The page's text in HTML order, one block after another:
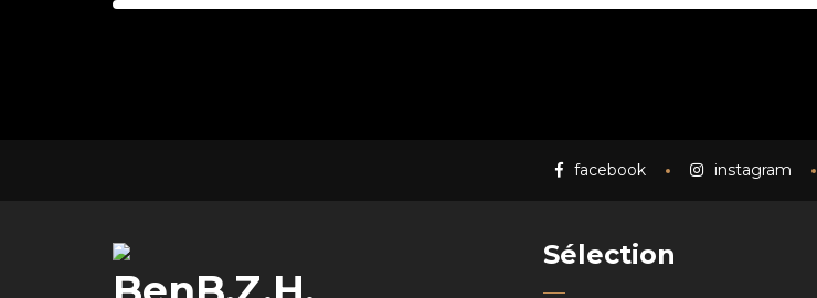
facebook instagram
Sélection